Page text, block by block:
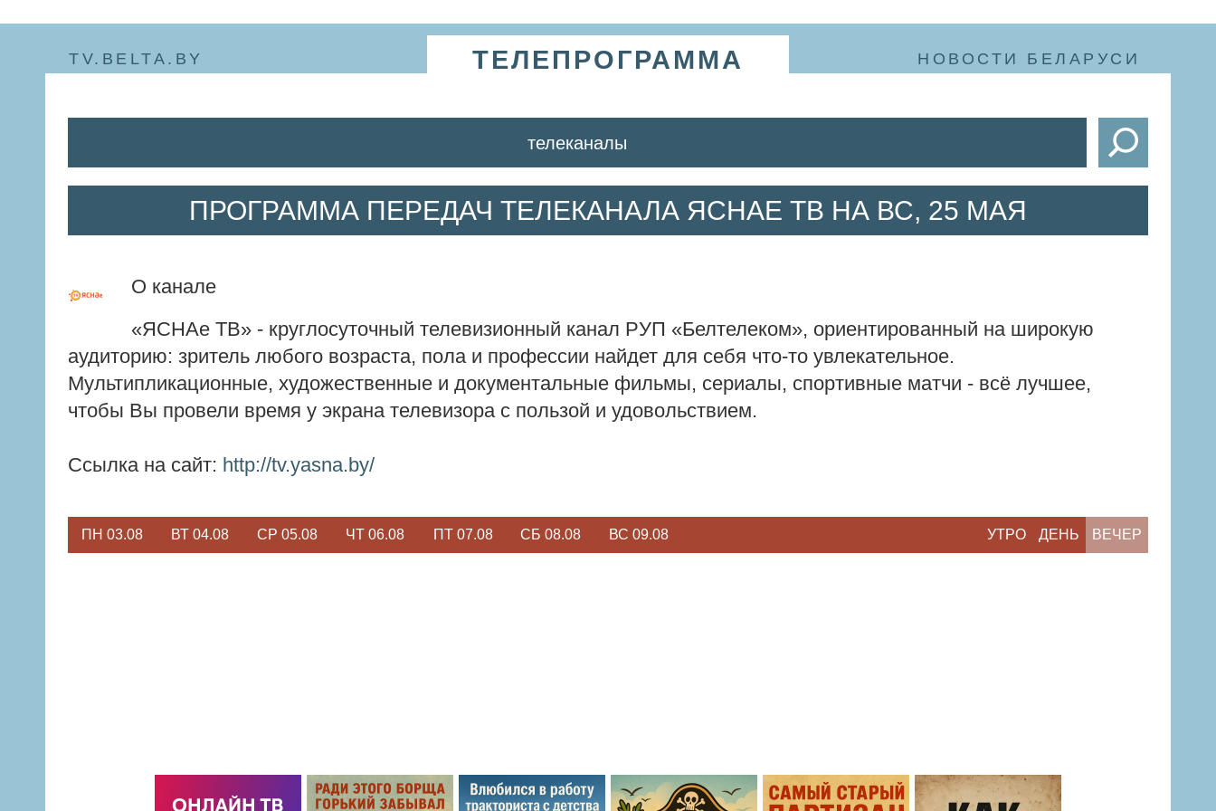
TV.BELTA.BY ТЕЛЕПРОГРАММА НОВОСТИ БЕЛАРУСИ
телеканалы
ПРОГРАММА ПЕРЕДАЧ ТЕЛЕКАНАЛА ЯСНАЕ ТВ НА ВС, 25 МАЯ
О канале
«ЯСНАе ТВ» - круглосуточный телевизионный канал РУП «Белтелеком», ориентированный на широкую
аудиторию: зритель любого возраста, пола и профессии найдет для себя что-то увлекательное.
Мультипликационные, художественные и документальные фильмы, сериалы, спортивные матчи - всё лучшее,
чтобы Вы провели время у экрана телевизора с пользой и удовольствием.
Ссылка на сайт: http://tv.yasna.by/
ПН 03.08 ВТ 04.08 СР 05.08 ЧТ 06.08 ПТ 07.08 СБ 08.08 ВС 09.08 УТРО ДЕНЬ ВЕЧЕР